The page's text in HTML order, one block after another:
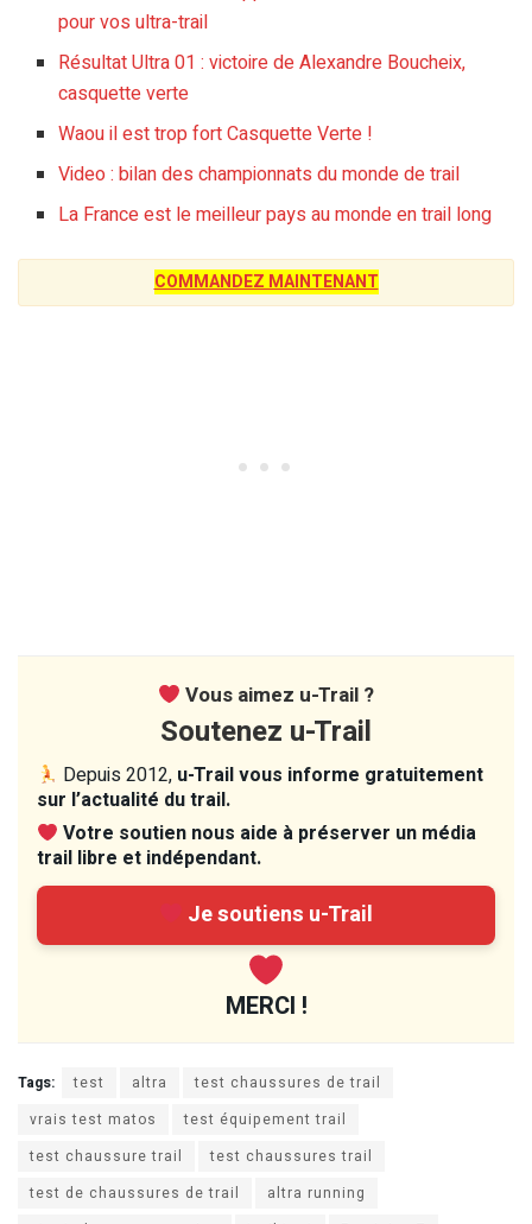
pour vos ultra-trail
Résultat Ultra 01 : victoire de Alexandre Boucheix,
casquette verte
Waou il est trop fort Casquette Verte !
Video : bilan des championnats du monde de trail
La France est le meilleur pays au monde en trail long
COMMANDEZ MAINTENANT
Vous aimez u-Trail ?
Soutenez u-Trail
Depuis 2012, u-Trail vous informe gratuitement
sur l’actualité du trail.
Votre soutien nous aide à préserver un média
trail libre et indépendant.
Je soutiens u-Trail
MERCI !
Tags: test altra
test chaussures de trail
vrais test matos
test équipement trail
test chaussure trail
test chaussures trail
test de chaussures de trail
altra running